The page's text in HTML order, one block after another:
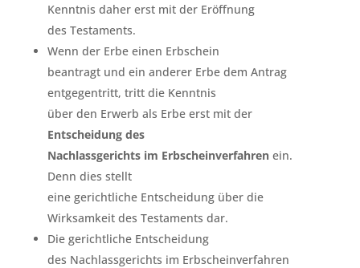
Kenntnis daher erst mit der Eröffnung
des Testaments.
Wenn der Erbe einen Erbschein
beantragt und ein anderer Erbe dem Antrag
entgegentritt, tritt die Kenntnis
über den Erwerb als Erbe erst mit der
Entscheidung des
Nachlassgerichts im Erbscheinverfahrenein.
Denn dies stellt
eine gerichtliche Entscheidung über die
Wirksamkeit des Testaments dar.
Die gerichtliche Entscheidung
des Nachlassgerichts im Erbscheinverfahren